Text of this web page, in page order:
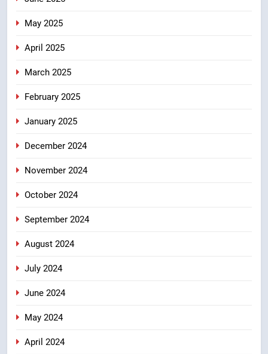
May 2025
April 2025
March 2025
February 2025
January 2025
December 2024
November 2024
October 2024
September 2024
August 2024
July 2024
June 2024
May 2024
April 2024